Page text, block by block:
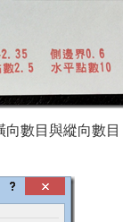
數目與縱向數目